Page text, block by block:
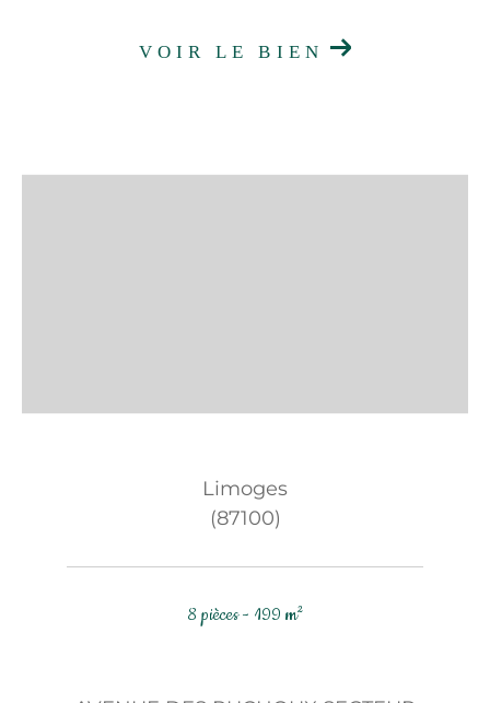
VOIR LE BIEN
Limoges
(87100)
8 pièces - 199 m²